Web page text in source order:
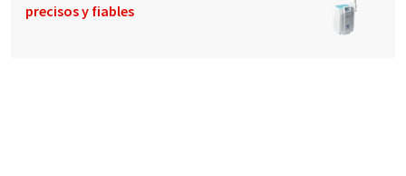
precisos y fiables